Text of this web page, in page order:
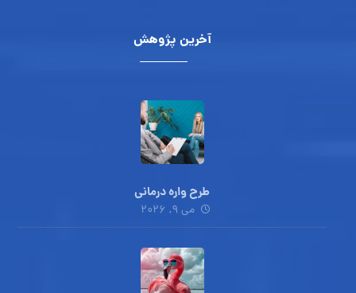
………..… ۸AM – ۱۳PM
آخرین پژوهش
طرح واره درمانی
می ۹, ۲۰۲۶